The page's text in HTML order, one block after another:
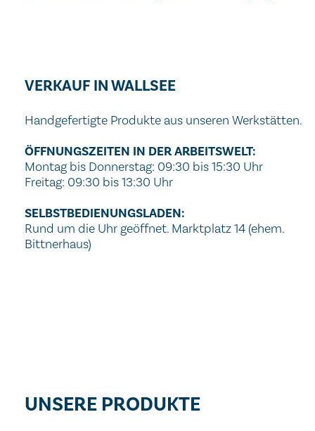
VERKAUF IN WALLSEE
Handgefertigte Produkte aus unseren Werkstätten.
ÖFFNUNGSZEITEN IN DER ARBEITSWELT:
Montag bis Donnerstag: 09:30 bis 15:30 Uhr
Freitag: 09:30 bis 13:30 Uhr
SELBSTBEDIENUNGSLADEN:
Rund um die Uhr geöffnet. Marktplatz 14 (ehem.
Bittnerhaus)
UNSERE PRODUKTE